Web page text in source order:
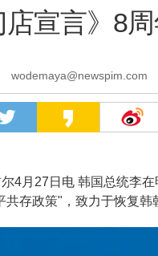
店宣言》8
wodemaya@newspim.com
4月27日电 韩国总统李
共存政策"，致力于恢复韩